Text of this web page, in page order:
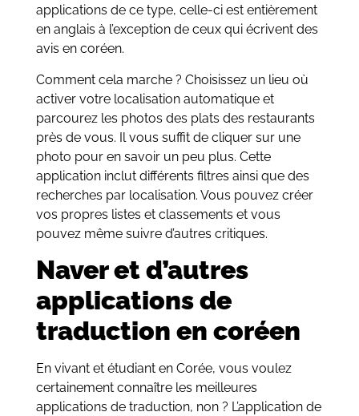
applications de ce type, celle-ci est entièrement
en anglais à l’exception de ceux qui écrivent des
avis en coréen.
Comment cela marche ? Choisissez un lieu où
activer votre localisation automatique et
parcourez les photos des plats des restaurants
près de vous. Il vous suffit de cliquer sur une
photo pour en savoir un peu plus. Cette
application inclut différents filtres ainsi que des
recherches par localisation. Vous pouvez créer
vos propres listes et classements et vous
pouvez même suivre d’autres critiques.
Naver et d’autres
applications de
traduction en coréen
En vivant et étudiant en Corée, vous voulez
certainement connaître les meilleures
applications de traduction, non ? L’application de